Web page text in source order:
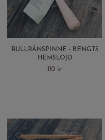
RULLRÅNSPINNE - BENGTS
HEMSLÖJD
110 kr